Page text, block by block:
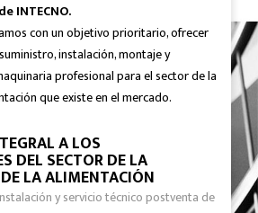
INTECNO.
con un objetivo prioritario, ofrecer
instalación, montaje y
profesional para el sector de la
que existe en el mercado.
A LOS
DEL SECTOR DE LA
LA ALIMENTACIÓN
y servicio técnico postventa de